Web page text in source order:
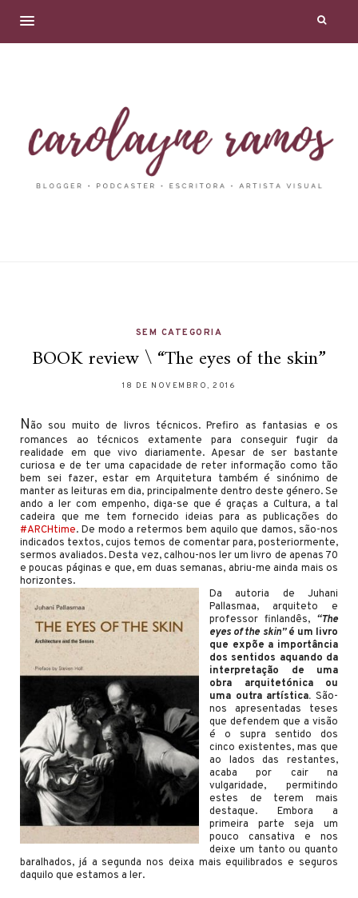
SEM CATEGORIA
BOOK review \ “The eyes of the skin”
18 DE NOVEMBRO, 2016
Não sou muito de livros técnicos. Prefiro as fantasias e os
romances ao técnicos extamente para conseguir fugir da
realidade em que vivo diariamente. Apesar de ser bastante
curiosa e de ter uma capacidade de reter informação como tão
bem sei fazer, estar em Arquitetura também é sinónimo de
manter as leituras em dia, principalmente dentro deste género. Se
ando a ler com empenho, diga-se que é graças a Cultura, a tal
cadeira que me tem fornecido ideias para as publicações do
#ARCHtime. De modo a retermos bem aquilo que damos, são-nos
indicados textos, cujos temos de comentar para, posteriormente,
sermos avaliados. Desta vez, calhou-nos ler um livro de apenas 70
e poucas páginas e que, em duas semanas, abriu-me ainda mais os
horizontes.
Da autoria de Juhani
Pallasmaa, arquiteto e
professor finlandês, “The
eyes of the skin”é um livro
que expõe a importância
dos sentidos aquando da
interpretação de uma
obra arquitetónica ou
uma outra artística. São-
nos apresentadas teses
que defendem que a visão
é o supra sentido dos
cinco existentes, mas que
ao lados das restantes,
acaba por cair na
vulgaridade, permitindo
estes de terem mais
destaque. Embora a
primeira parte seja um
pouco cansativa e nos
deixe um tanto ou quanto
baralhados, já a segunda nos deixa mais equilibrados e seguros
daquilo que estamos a ler.